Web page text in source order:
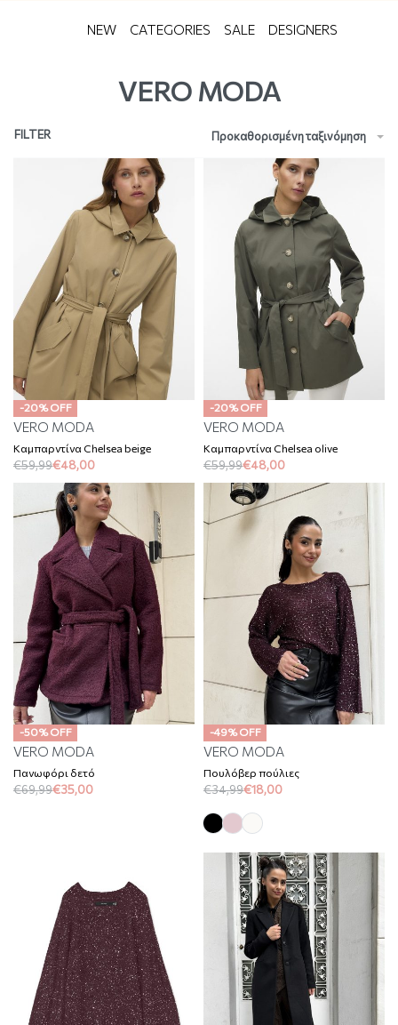
NEW CATEGORIES SALE DESIGNERS
VERO MODA
Προκαθορισμένη ταξινόμηση
FILTER
-20% OFF
VERO MODA
Καμπαρντίνα Chelsea beige
€59,99€48,00
-20% OFF
VERO MODA
Καμπαρντίνα Chelsea olive
€59,99€48,00
-50% OFF
VERO MODA
Πανωφόρι δετό
€69,99€35,00
-49% OFF
VERO MODA
Πουλόβερ πούλιες
€34,99€18,00